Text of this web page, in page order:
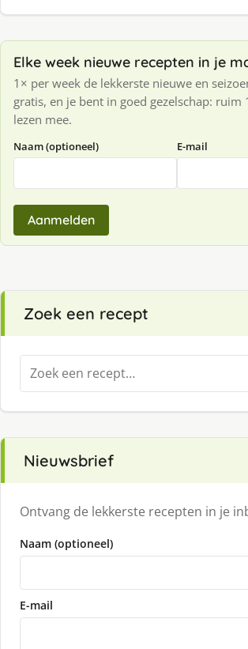
Elke week nieuwe recepten in je
1× per week de lekkerste nieuwe en
gratis, en je bent in goed gezelschap:
lezen mee.
Naam (optioneel) E-mail
Aanmelden
Zoek een recept
Zoeken
naar:
Nieuwsbrief
Ontvang de lekkerste recepten in je
Naam (optioneel)
E-mail